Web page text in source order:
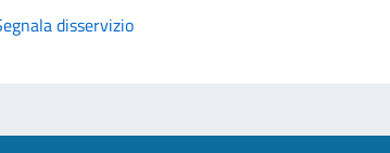
disservizio